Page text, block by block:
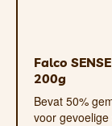
11%, ruwe
Falco
200g
Bevat 50%
voor